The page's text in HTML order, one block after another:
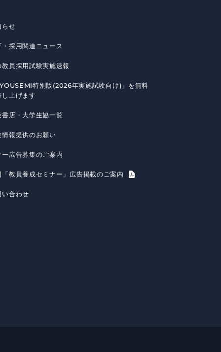
らせ
・採用関連ニュース
教員採用試験実施速報
特別版(2026年実施試験向け)」を無料
し上げます
書店・大学生協一覧
情報提供のお願い
ー広告募集のご案内
「教員養成セミナー」広告掲載のご案内
い合わせ